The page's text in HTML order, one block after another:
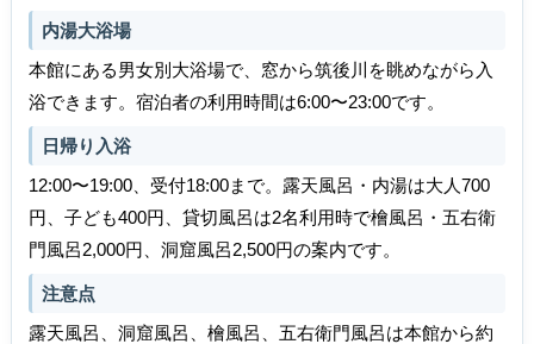
内湯大浴場
本館にある男女別大浴場で、窓から筑後川を眺めながら入
浴できます。宿泊者の利用時間は6:00〜23:00です。
日帰り入浴
12:00〜19:00、受付18:00まで。露天風呂・内湯は大人700
円、子ども400円、貸切風呂は2名利用時で檜風呂・五右衛
門風呂2,000円、洞窟風呂2,500円の案内です。
注意点
露天風呂、洞窟風呂、檜風呂、五右衛門風呂は本館から約